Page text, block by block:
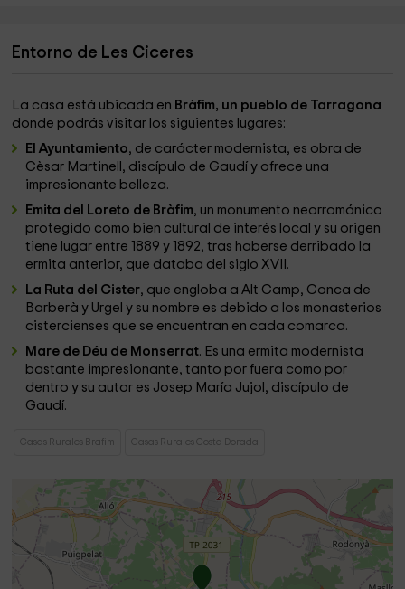
Entorno de Les Ciceres
La casa está ubicada en Bràfim, un pueblo de Tarragona
donde podrás visitar los siguientes lugares:
El Ayuntamiento, de carácter modernista, es obra de
Cèsar Martinell, discípulo de Gaudí y ofrece una
impresionante belleza.
Emita del Loreto de Bràfim, un monumento neorrománico
protegido como bien cultural de interés local y su origen
tiene lugar entre 1889 y 1892, tras haberse derribado la
ermita anterior, que databa del siglo XVII.
La Ruta del Cister, que engloba a Alt Camp, Conca de
Barberà y Urgel y su nombre es debido a los monasterios
cistercienses que se encuentran en cada comarca.
Mare de Déu de Monserrat. Es una ermita modernista
bastante impresionante, tanto por fuera como por
dentro y su autor es Josep María Jujol, discípulo de
Gaudí.
Casas Rurales Brafim Casas Rurales Costa Dorada